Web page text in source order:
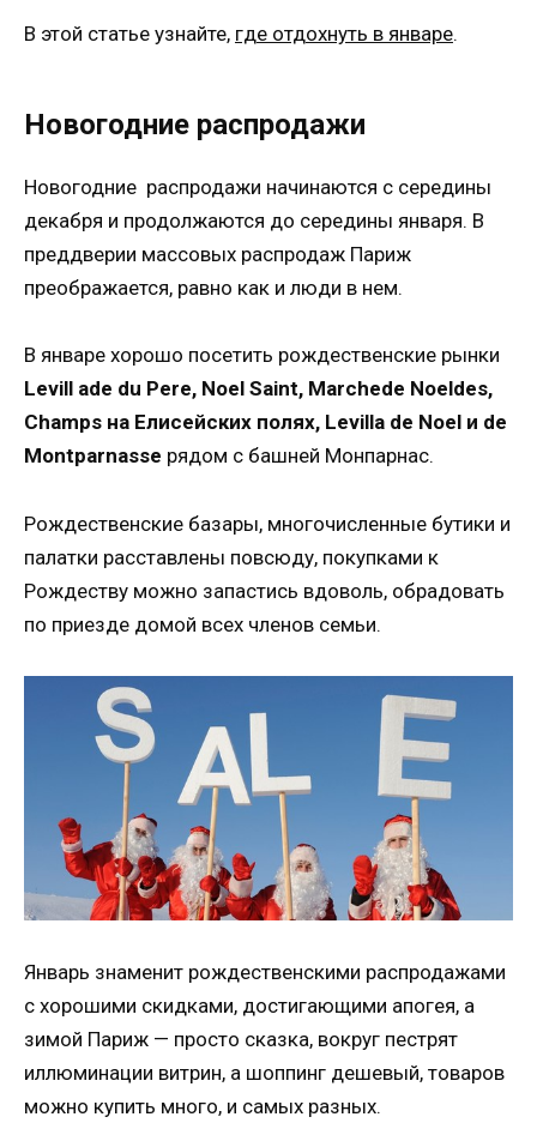
В этой статье узнайте, где отдохнуть в январе.
Новогодние распродажи
Новогодние распродажи начинаются с середины
декабря и продолжаются до середины января. В
преддверии массовых распродаж Париж
преображается, равно как и люди в нем.
В январе хорошо посетить рождественские рынки
Levill ade du Pere, Noel Saint, Marchede Noeldes,
Champs на Елисейских полях, Levilla de Noel и de
Montparnasse рядом с башней Монпарнас.
Рождественские базары, многочисленные бутики и
палатки расставлены повсюду, покупками к
Рождеству можно запастись вдоволь, обрадовать
по приезде домой всех членов семьи.
Январь знаменит рождественскими распродажами
с хорошими скидками, достигающими апогея, а
зимой Париж — просто сказка, вокруг пестрят
иллюминации витрин, а шоппинг дешевый, товаров
можно купить много, и самых разных.